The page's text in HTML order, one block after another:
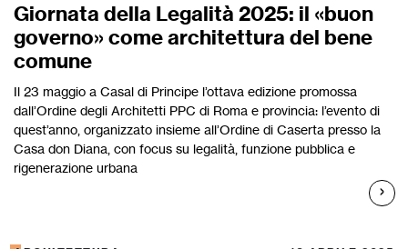
Giornata della Legalità 2025: il «buon
governo» come architettura del bene
comune
Il 23 maggio a Casal di Principe l’ottava edizione promossa
dall’Ordine degli Architetti PPC di Roma e provincia: l’evento di
quest’anno, organizzato insieme all’Ordine di Caserta presso la
Casa don Diana, con focus su legalità, funzione pubblica e
rigenerazione urbana